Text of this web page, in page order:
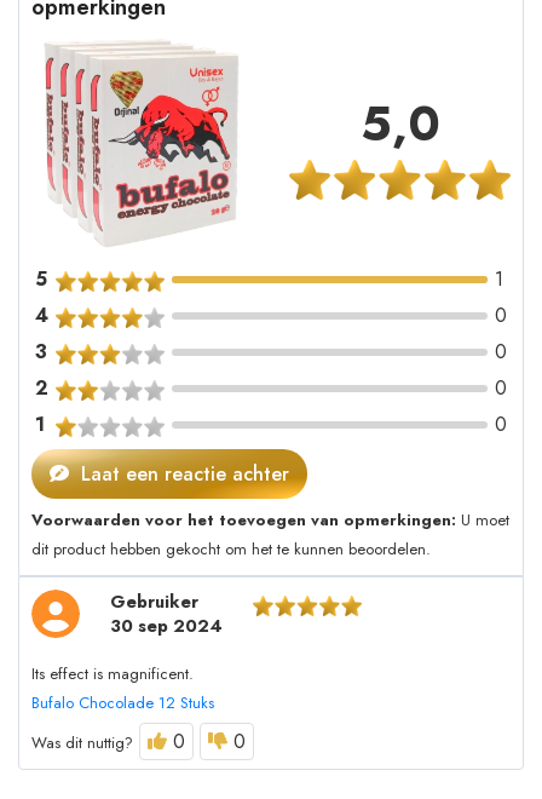
opmerkingen
5,0
5
1
4
0
3
0
2
0
1
0
Laat een reactie achter
Voorwaarden voor het toevoegen van opmerkingen: U moet
dit product hebben gekocht om het te kunnen beoordelen.
Gebruiker
30 sep 2024
Its effect is magnificent.
Bufalo Chocolade 12 Stuks
Was dit nuttig?
0 0